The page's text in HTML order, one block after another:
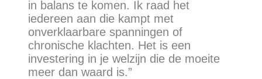
in balans te komen. Ik raad het
iedereen aan die kampt met
onverklaarbare spanningen of
chronische klachten. Het is een
investering in je welzijn die de moeite
meer dan waard is.”